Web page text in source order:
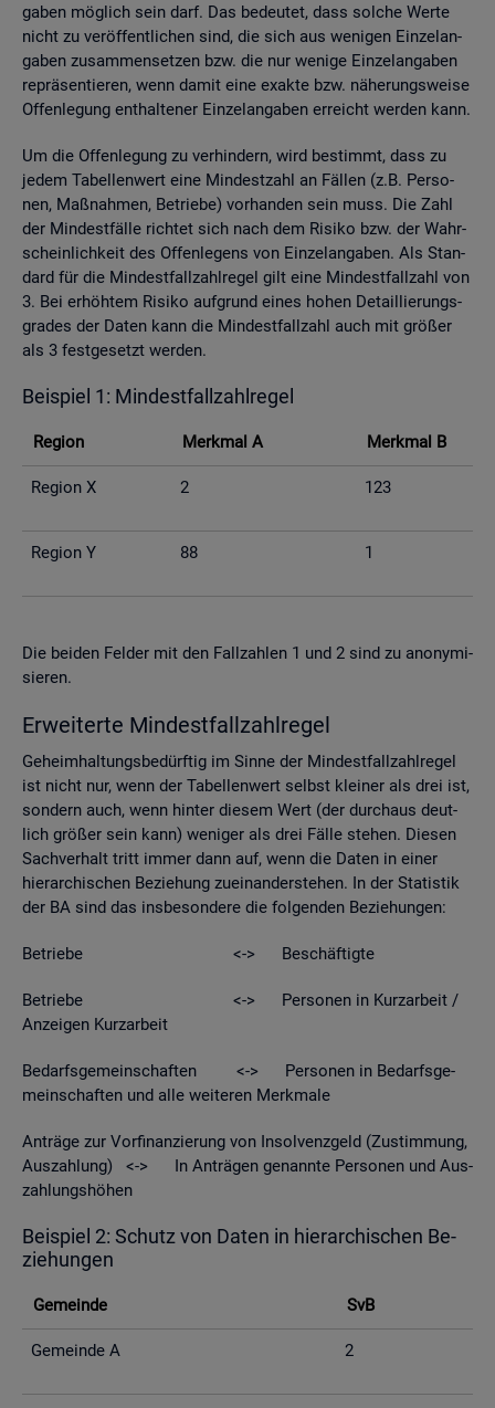
ga­ben mög­lich sein darf. Das be­deu­tet, dass sol­che Werte
nicht zu ver­öf­fent­li­chen sind, die sich aus we­ni­gen Ein­zel­an­
ga­ben zu­sam­men­set­zen bzw. die nur we­ni­ge Ein­zel­an­ga­ben
re­prä­sen­tie­ren, wenn damit eine ex­ak­te bzw. nä­he­rungs­wei­se
Of­fen­le­gung ent­hal­te­ner Ein­zel­an­ga­ben er­reicht wer­den kann.
Um die Of­fen­le­gung zu ver­hin­dern, wird be­stimmt, dass zu
jedem Ta­bel­len­wert eine Min­dest­zahl an Fäl­len (z.B. Per­so­
nen, Maß­nah­men, Be­trie­be) vor­han­den sein muss. Die Zahl
der Min­dest­fäl­le rich­tet sich nach dem Ri­si­ko bzw. der Wahr­
schein­lich­keit des Of­fen­le­gens von Ein­zel­an­ga­ben. Als Stan­
dard für die Min­dest­fall­zahl­re­gel gilt eine Min­dest­fall­zahl von
3. Bei er­höh­tem Ri­si­ko auf­grund eines hohen De­tail­lie­rungs­
gra­des der Daten kann die Min­dest­fall­zahl auch mit grö­ßer
als 3 fest­ge­setzt wer­den.
Bei­spiel 1: Min­dest­fall­zahl­re­gel
Re­gi­on Merk­mal A Merk­mal B
Re­gi­on X 2 123
Re­gi­on Y 88 1
Die bei­den Fel­der mit den Fall­zah­len 1 und 2 sind zu an­ony­mi­
sie­ren.
Er­wei­ter­te Min­dest­fall­zahl­re­gel
Ge­heim­hal­tungs­be­dürf­tig im Sinne der Min­dest­fall­zahl­re­gel
ist nicht nur, wenn der Ta­bel­len­wert selbst klei­ner als drei ist,
son­dern auch, wenn hin­ter die­sem Wert (der durch­aus deut­
lich grö­ßer sein kann) we­ni­ger als drei Fälle ste­hen. Die­sen
Sach­ver­halt tritt immer dann auf, wenn die Daten in einer
hier­ar­chi­schen Be­zie­hung zu­ein­an­der­ste­hen. In der Sta­tis­tik
der BA sind das ins­be­son­de­re die fol­gen­den Be­zie­hun­gen:
Be­trie­be <-> Be­schäf­tig­te
Be­trie­be <-> Per­so­nen in Kurz­ar­beit /
An­zei­gen Kurz­ar­beit
Be­darfs­ge­mein­schaf­ten <-> Per­so­nen in Be­darfs­ge­
mein­schaf­ten und alle wei­te­ren Merk­ma­le
An­trä­ge zur Vor­fi­nan­zie­rung von In­sol­venz­geld (Zu­stim­mung,
Aus­zah­lung) <-> In An­trä­gen ge­nann­te Per­so­nen und Aus­
zah­lungs­hö­hen
Bei­spiel 2: Schutz von Daten in hier­ar­chi­schen Be­
zie­hun­gen
Ge­mein­de SvB
Ge­mein­de A 2